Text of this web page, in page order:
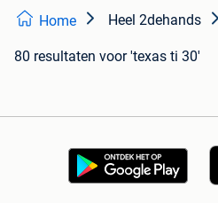
Home Heel 2dehands
80 resultaten voor 'texas ti 30'